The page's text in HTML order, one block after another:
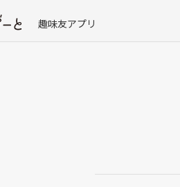
趣味友アプリ